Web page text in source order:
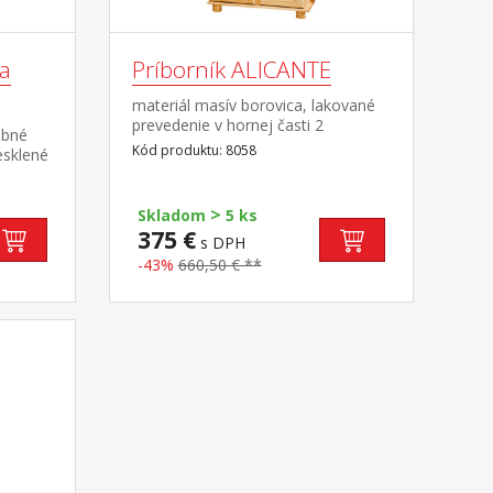
Príborník ALICANTE
materiál masív borovica, lakované
prevedenie v hornej časti 2
presklené dvierka v spodnej časti 2
plné dvierka, 2 zásuvky s kovovými
cm zostava príborníka PAMINA
ID30500000 a nadstavca PAMINA
8056 PAMINA, LOVI, ABACO, LIVIO,
ALICANTE, VALENCIA, TOSCANA,
Kód produktu: 8058
Skladom > 5 ks
375 €s DPH
-43% 660,50 € **